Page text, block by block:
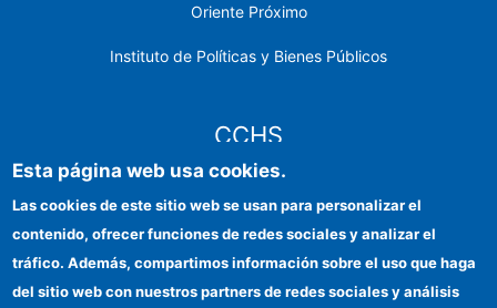
Oriente Próximo
Instituto de Políticas y Bienes Públicos
CCHS
Identidad institucional
Esta página web usa cookies.
Las cookies de este sitio web se usan para personalizar el
contenido, ofrecer funciones de redes sociales y analizar el
tráfico. Además, compartimos información sobre el uso que haga
del sitio web con nuestros partners de redes sociales y análisis